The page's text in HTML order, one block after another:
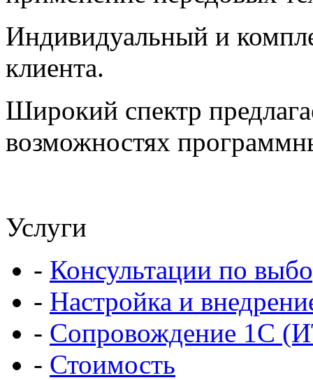
Индивидуальный и
клиента.
Широкий спектр
возможностях
Услуги
- Консультации по
- Настройка и
- Сопровождение 1С
- Стоимость